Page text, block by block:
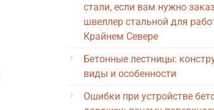
стали, если вам нужно
швеллер стальной для
Крайнем Севере
Бетонные лестницы:
виды и особенности
Ошибки при устройстве